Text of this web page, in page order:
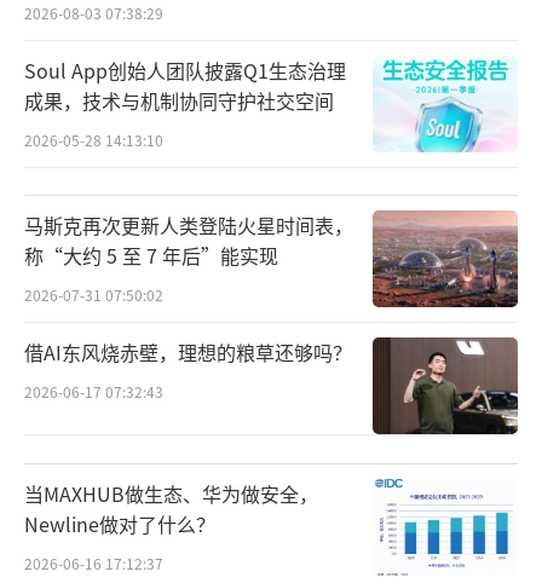
2026-08-03 07:38:29
Soul App创始人团队披露Q1生态治理
成果，技术与机制协同守护社交空间
2026-05-28 14:13:10
马斯克再次更新人类登陆火星时间表，
称“大约 5 至 7 年后”能实现
2026-07-31 07:50:02
借AI东风烧赤壁，理想的粮草还够吗？
2026-06-17 07:32:43
当MAXHUB做生态、华为做安全，
Newline做对了什么？
2026-06-16 17:12:37